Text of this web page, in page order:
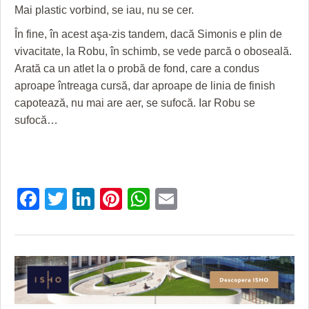
Mai plastic vorbind, se iau, nu se cer.
În fine, în acest aşa-zis tandem, dacă Simonis e plin de
vivacitate, la Robu, în schimb, se vede parcă o oboseală.
Arată ca un atlet la o probă de fond, care a condus
aproape întreaga cursă, dar aproape de linia de finish
capotează, nu mai are aer, se sufocă. Iar Robu se
sufocă…
Facebook
Twitter
LinkedIn
Pinterest
WhatsApp